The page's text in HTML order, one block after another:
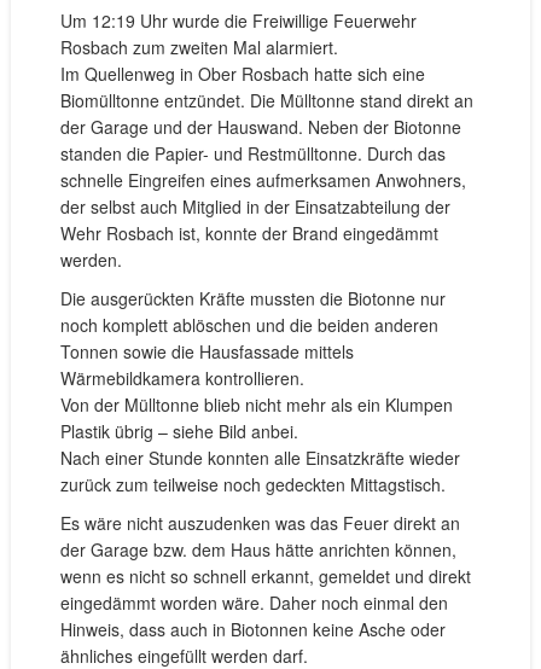
Um 12:19 Uhr wurde die Freiwillige Feuerwehr
Rosbach zum zweiten Mal alarmiert.
Im Quellenweg in Ober Rosbach hatte sich eine
Biomülltonne entzündet. Die Mülltonne stand direkt an
der Garage und der Hauswand. Neben der Biotonne
standen die Papier- und Restmülltonne. Durch das
schnelle Eingreifen eines aufmerksamen Anwohners,
der selbst auch Mitglied in der Einsatzabteilung der
Wehr Rosbach ist, konnte der Brand eingedämmt
werden.
Die ausgerückten Kräfte mussten die Biotonne nur
noch komplett ablöschen und die beiden anderen
Tonnen sowie die Hausfassade mittels
Wärmebildkamera kontrollieren.
Von der Mülltonne blieb nicht mehr als ein Klumpen
Plastik übrig – siehe Bild anbei.
Nach einer Stunde konnten alle Einsatzkräfte wieder
zurück zum teilweise noch gedeckten Mittagstisch.
Es wäre nicht auszudenken was das Feuer direkt an
der Garage bzw. dem Haus hätte anrichten können,
wenn es nicht so schnell erkannt, gemeldet und direkt
eingedämmt worden wäre. Daher noch einmal den
Hinweis, dass auch in Biotonnen keine Asche oder
ähnliches eingefüllt werden darf.